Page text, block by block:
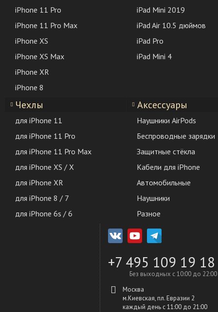
iPhone 11 Pro
iPhone 11 Pro Max
iPhone XS
iPhone XS Max
iPhone XR
iPhone 8
iPad Mini 2019
iPad Air 10.5 дюймов
iPad Pro
iPad Mini 4
Чехлы
для iPhone 11
для iPhone 11 Pro
для iPhone 11 Pro Max
для iPhone XS / X
для iPhone XR
для iPhone 8 / 7
для iPhone 6s / 6
Аксессуары
Наушники AirPods
Беспроводные зарядки
Защитные стёкла
Кабели для iPhone
Автомобильные
Наушники
Разное
+7 495 109 19 18
Без выходных с 10:00 до 22:00
Москва
м.Киевская, пл. Евразии 2
каждый день c 11:00 до 21:00